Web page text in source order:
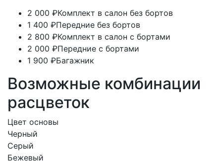
2 000 ₽Комплект в салон без бортов
1 400 ₽Передние без бортов
2 800 ₽Комплект в салон с бортами
2 000 ₽Передние с бортами
1 900 ₽Багажник
Возможные комбинации
расцветок
Цвет основы
Черный
Серый
Бежевый